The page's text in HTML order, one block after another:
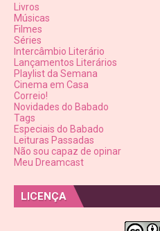
Livros
Músicas
Filmes
Séries
Intercâmbio Literário
Lançamentos Literários
Playlist da Semana
Cinema em Casa
Correio!
Novidades do Babado
Tags
Especiais do Babado
Leituras Passadas
Não sou capaz de opinar
Meu Dreamcast
LICENÇA